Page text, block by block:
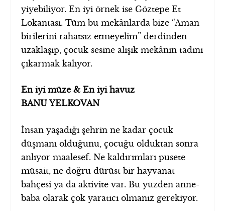
yiyebiliyor. En iyi örnek ise Göztepe Et
Lokantası. Tüm bu mekânlarda bize “Aman
birilerini rahatsız etmeyelim” derdinden
uzaklaşıp, çocuk sesine alışık mekânın tadını
çıkarmak kalıyor.
En iyi müze & En iyi havuz
BANU YELKOVAN
İnsan yaşadığı şehrin ne kadar çocuk
düşmanı olduğunu, çocuğu olduktan sonra
anlıyor maalesef. Ne kaldırımları pusete
müsait, ne doğru dürüst bir hayvanat
bahçesi ya da aktivite var. Bu yüzden anne-
baba olarak çok yaratıcı olmanız gerekiyor.